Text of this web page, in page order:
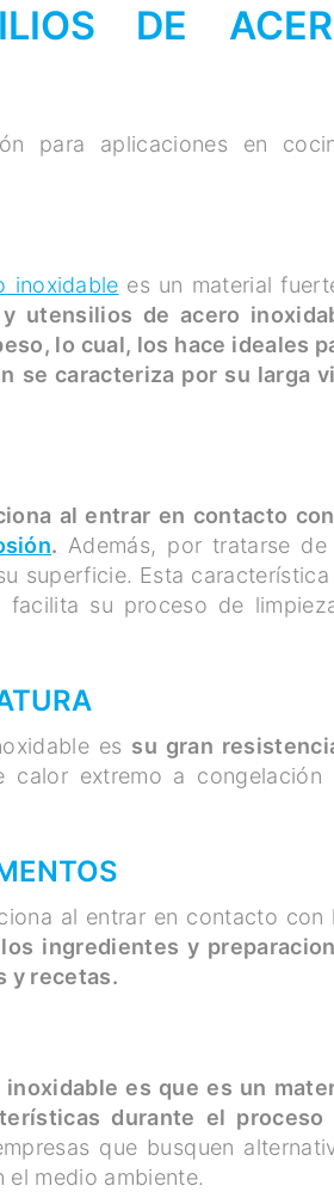
DE
para aplicaciones en
inoxidable es un material
utensilios de acero
lo cual, los hace ideales
se caracteriza por su larga
al entrar en contacto
. Además, por tratarse de
superficie. Esta característica
su proceso de
es su gran
calor extremo a congelación
al entrar en contacto con
ingredientes y
y recetas.
es que es un
durante el proceso
que busquen
medio ambiente.